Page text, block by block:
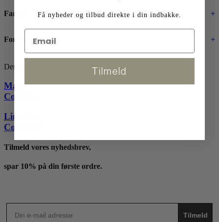
Farver +
Format +
Der blev ikke fundet nogle varer, der matcher dit valg.
Maps
Collection
Line Art
Collection
Tilmeld vores nyhedsbrev,
spar 10% på din første ordre.
Tilmeld
Få nyheder og tilbud direkte i din indbakke.
Tilmeld